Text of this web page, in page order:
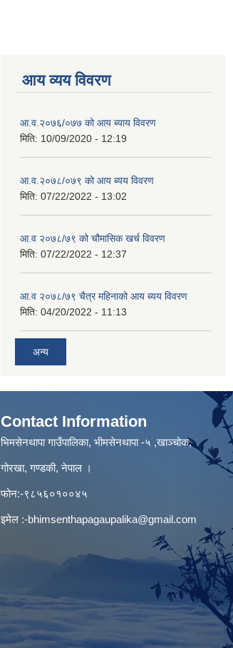
आय व्यय विवरण
आ.व.२०७६/०७७ को आय ब्याय विवरण
मिति: 10/09/2020 - 12:19
आ.व.२०७८/०७९ को आय ब्यय विवरण
मिति: 07/22/2022 - 13:02
आ.व २०७८/७९ को चौमासिक खर्च विवरण
मिति: 07/22/2022 - 12:37
आ.व २०७८/७९ चैत्र महिनाको आय ब्यय विवरण
मिति: 04/20/2022 - 11:13
अन्य
Contact Information
भिमसेनथापा गाउँपालिका, भीमसेनथापा -५ ,खाञ्चोक,
गोरखा, गण्डकी, नेपाल ।
फोन:-९८५६०१००४५
इमेल :-bhimsenthapagaupalika@gmail.com